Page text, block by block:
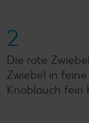
2
Die rote
Zwiebel in
Knoblauch fein